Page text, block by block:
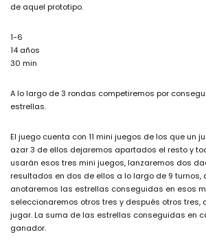
de aquel prototipo.
1-6
14 años
30 min
A lo largo de 3 rondas competiremos por
estrellas.
El juego cuenta con 11 mini juegos de los que un
azar 3 de ellos dejaremos apartados el resto y
usarán esos tres mini juegos, lanzaremos dos
resultados en dos de ellos a lo largo de 9 turnos,
anotaremos las estrellas conseguidas en esos
seleccionaremos otros tres y después otros tres,
jugar. La suma de las estrellas conseguidas en
ganador.